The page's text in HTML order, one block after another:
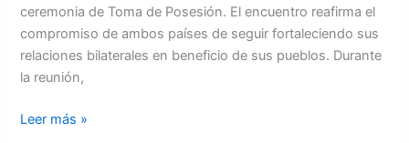
ceremonia de Toma de Posesión. El encuentro reafirma el
compromiso de ambos países de seguir fortaleciendo sus
relaciones bilaterales en beneficio de sus pueblos. Durante
la reunión,
Leer más »